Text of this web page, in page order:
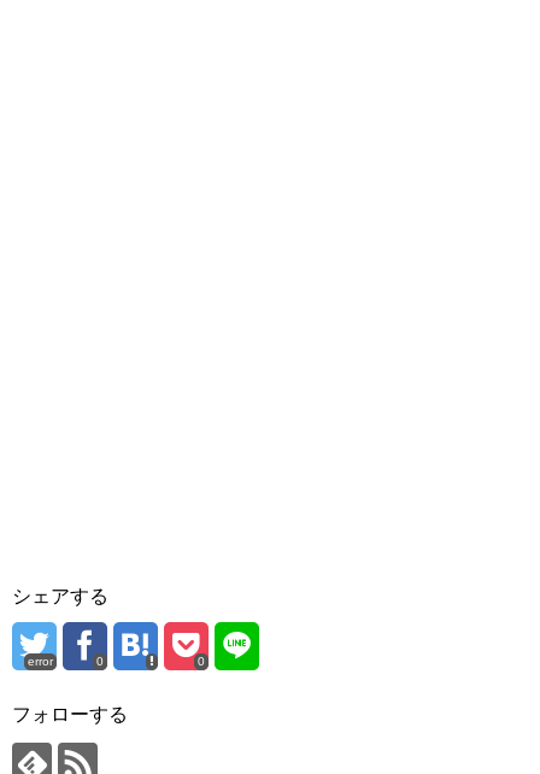
シェアする
error 0 0
フォローする